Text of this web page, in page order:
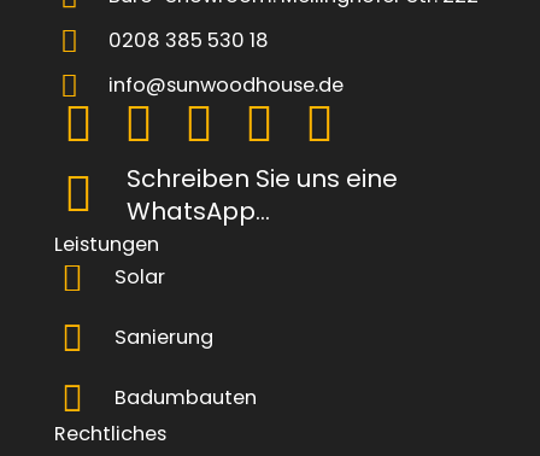
0208 385 530 18
info@sunwoodhouse.de
Schreiben Sie uns eine
WhatsApp...
Leistungen
Solar
Sanierung
Badumbauten
Rechtliches